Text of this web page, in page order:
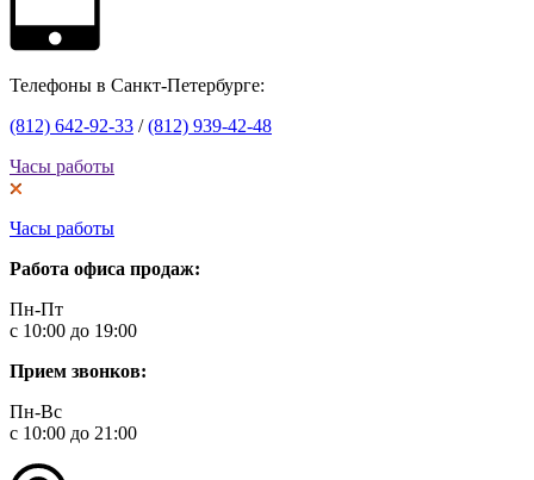
Телефоны в Санкт-Петербурге:
(812) 642-92-33 /(812) 939-42-48
Часы работы
Часы работы
Работа офиса продаж:
Пн-Пт
с 10:00 до 19:00
Прием звонков:
Пн-Вс
с 10:00 до 21:00